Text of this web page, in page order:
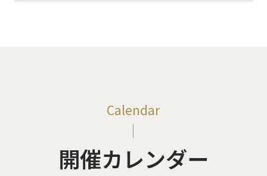
Calendar
開催カレンダー